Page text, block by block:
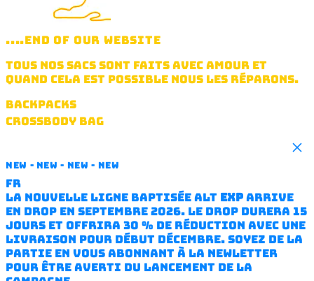
....END OF OUR WEBSITE
TOUS NOS SACS SONT FAITS AVEC AMOUR ET
QUAND CELA EST POSSIBLE NOUS LES RÉPARONS.
BACKPACKS
CROSSBODY BAG
WATERPROOF JACKET
TOOLS & 3D PRINT
SQUARE
VASE
GIFT CARD
SOUND
ABOUT STORE PARIS
NEW - NEW - NEW - NEW
FR
La nouvelle ligne baptisée ALT EXParrive
en drop en septembre 2026. Le drop durera 15
jours et offrira 30 % de réduction avec une
livraison pour début décembre. Soyez de la
partie en vous abonnant à la newletter
pour être averti du lancement de la